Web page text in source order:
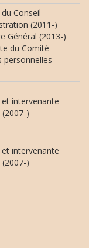
Conseil
(2011-)
Général (2013-)
du Comité
personnelles
intervenante
)
intervenante
)